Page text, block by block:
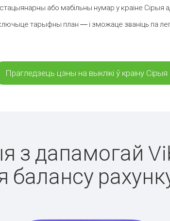
або мабільны нумар у краіне Сірыя
тарыфны план — і зможаце званіць па
Прагледзець цэны на выклікі ў краіну Сірыя
з дапамогай
балансу